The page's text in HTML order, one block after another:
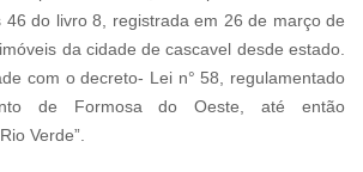
46 do livro 8, registrada em 26 de março de
da cidade de cascavel desde estado.
com o decreto- Lei n° 58, regulamentado
de Formosa do Oeste, até então
Verde”.